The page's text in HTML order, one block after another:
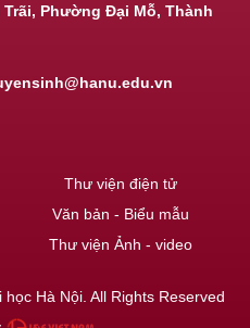
Phường Đại Mỗ, Thành
Thư viện điện tử
Văn bản - Biểu mẫu
Thư viện Ảnh - video
Hà Nội. All Rights Reserved